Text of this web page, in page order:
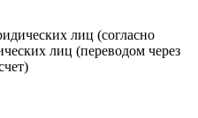
лиц (согласно
лиц (переводом через